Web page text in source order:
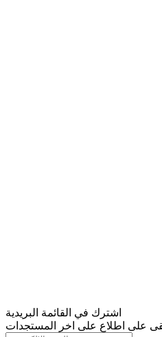
اشترك في القائمة البريدية
على اطلاع على اخر المستجدات